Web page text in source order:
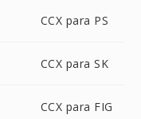
CCX para PS
CCX para SK
CCX para FIG